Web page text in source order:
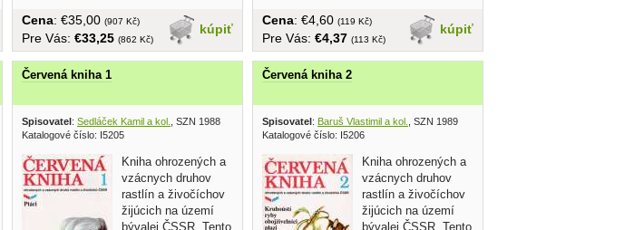
kúpiť
Cena: €35,00 (907 Kč)
Pre Vás: €33,25 (862 Kč)
kúpiť
Cena: €4,60 (119 Kč)
Pre Vás: €4,37 (113 Kč)
Červená kniha 1
Spisovatel: Sedláček Kamil a kol.
, SZN 1988
Katalogové číslo: I5205
Kniha ohrozených a
vzácnych druhov
rastlín a živočíchov
žijúcich na území
bývalej ČSSR. Tento
Červená kniha 2
Spisovatel: Baruš Vlastimil a kol.
, SZN 1989
Katalogové číslo: I5206
Kniha ohrozených a
vzácnych druhov
rastlín a živočíchov
žijúcich na území
bývalej ČSSR. Tento